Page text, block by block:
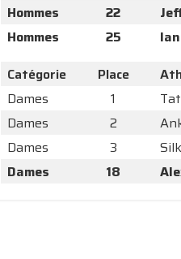
Hommes
22
Hommes
25
Catégorie
Place
Dames
1
Dames
2
Dames
3
Dames
18